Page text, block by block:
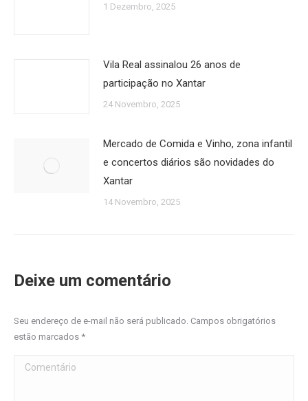
1 Dezembro, 2025
Vila Real assinalou 26 anos de
participação no Xantar
24 Novembro, 2025
Mercado de Comida e Vinho, zona infantil
e concertos diários são novidades do
Xantar
14 Novembro, 2025
Deixe um comentário
Seu endereço de e-mail não será publicado. Campos obrigatórios
estão marcados *
Comentário